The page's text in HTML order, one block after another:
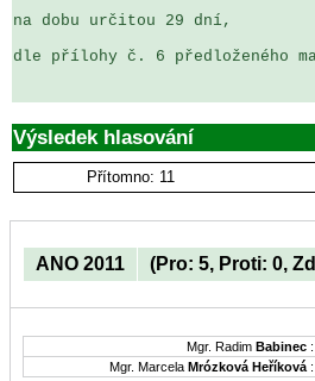
na dobu určitou 29 dní,
dle přílohy č. 6 předloženého
Výsledek hlasování
Přítomno: 11
ANO 2011 (Pro: 5, Proti: 0,
Mgr. Radim Babinec :
Mgr. Marcela Mrózková Heříková :